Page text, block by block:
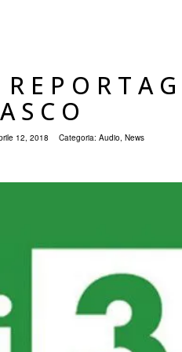
12, 2018 Categoria: Audio, News